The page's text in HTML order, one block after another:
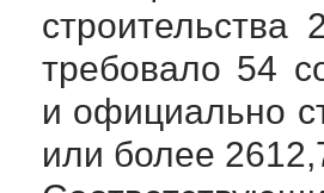
требовало 54
и официально
или более